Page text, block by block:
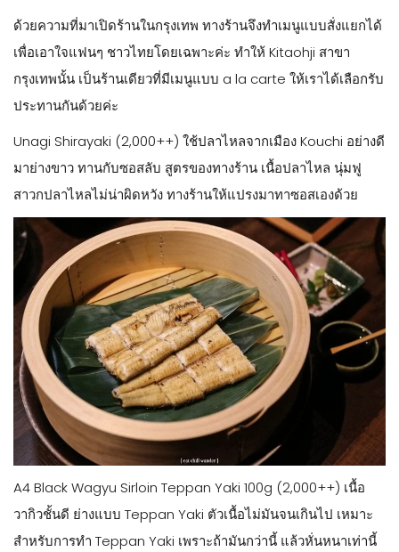
ด้วยความที่มาเปิดร้านในกรุงเทพ ทางร้านจึงทำเมนูแบบสั่งแยกได้
เพื่อเอาใจแฟนๆ ชาวไทยโดยเฉพาะค่ะ ทำให้ Kitaohji สาขา
กรุงเทพนั้น เป็นร้านเดียวที่มีเมนูแบบ a la carte ให้เราได้เลือกรับ
ประทานกันด้วยค่ะ
Unagi Shirayaki (2,000++) ใช้ปลาไหลจากเมือง Kouchi อย่างดี
มาย่างขาว ทานกับซอสลับ สูตรของทางร้าน เนื้อปลาไหล นุ่มฟู
สาวกปลาไหลไม่น่าผิดหวัง ทางร้านให้แปรงมาทาซอสเองด้วย
A4 Black Wagyu Sirloin Teppan Yaki 100g (2,000++) เนื้อ
วากิวชั้นดี ย่างแบบ Teppan Yaki ตัวเนื้อไม่มันจนเกินไป เหมาะ
สำหรับการทำ Teppan Yaki เพราะถ้ามันกว่านี้ แล้วหั่นหนาเท่านี้